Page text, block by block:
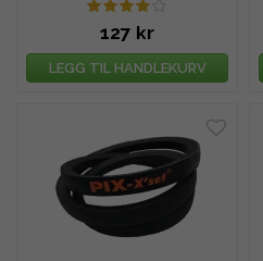
127 kr
LEGG TIL HANDLEKURV